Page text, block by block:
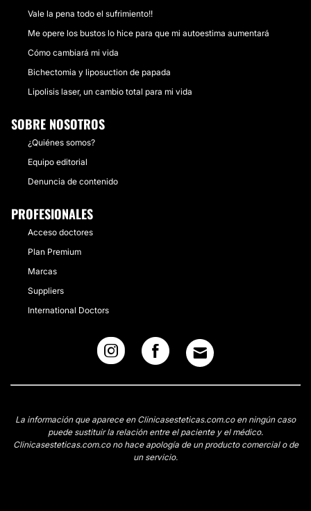
Vale la pena todo el sufrimiento!!
Me opere los bustos lo hice para que mi autoestima aumentará
Cómo cambiará mi vida
Bichectomia y liposuction de papada
Lipolisis laser, un cambio total para mi vida
SOBRE NOSOTROS
¿Quiénes somos?
Equipo editorial
Denuncia de contenido
PROFESIONALES
Acceso doctores
Plan Premium
Marcas
Suppliers
International Doctors
La información que aparece en Clinicasesteticas.com.co en ningún caso
puede sustituir la relación entre el paciente y el médico.
Clinicasesteticas.com.co no hace apología de un producto comercial o de
un servicio.